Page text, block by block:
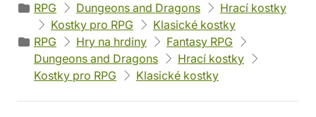
RPG
Dungeons and Dragons
Hrací kostky
Kostky pro RPG
Klasické kostky
RPG
Hry na hrdiny
Fantasy RPG
Dungeons and Dragons
Hrací kostky
Kostky pro RPG
Klasické kostky